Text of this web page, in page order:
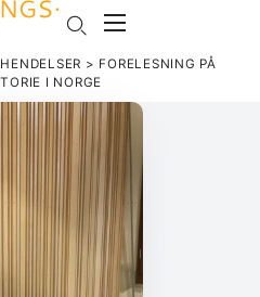
HENDELSER > FORE­LESNING PÅ
I NORGE